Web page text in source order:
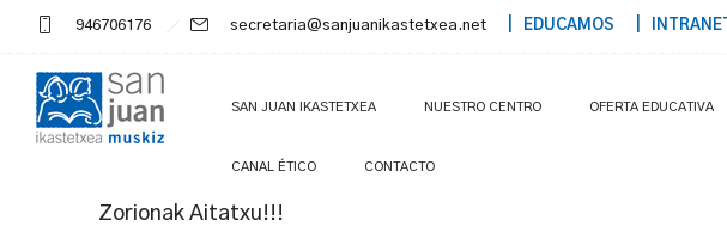
946706176 secretaria@sanjuanikastetxea.net | EDUCAMOS | INTRANET
SAN JUAN IKASTETXEA NUESTRO CENTRO OFERTA EDUCATIVA
CANAL ÉTICO CONTACTO
Zorionak Aitatxu!!!